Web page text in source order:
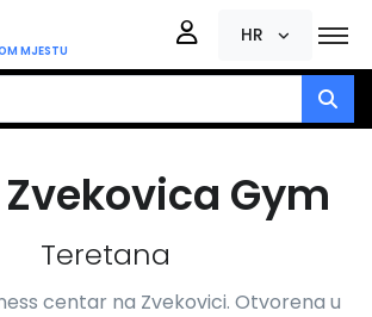
MJESTU
HR
Gym
Teretana
centar na Zvekovici. Otvorena u